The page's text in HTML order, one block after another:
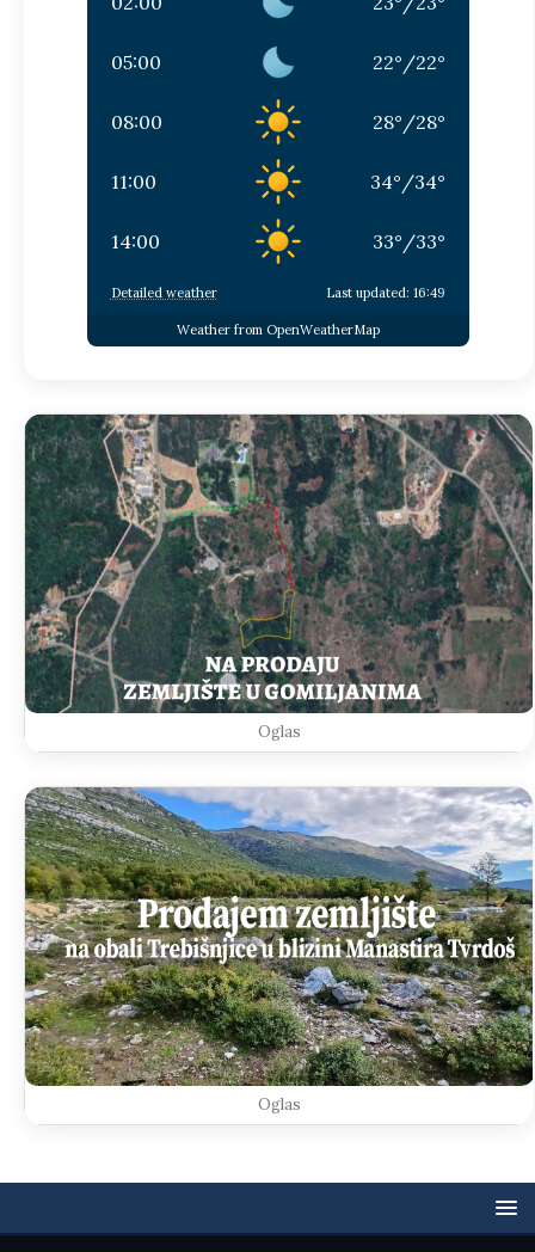
05:00 22° /22°
08:00 28° /28°
11:00 34° /34°
14:00 33° /33°
Detailed weather Last updated: 16:49
Weather from OpenWeatherMap
Oglas
Oglas